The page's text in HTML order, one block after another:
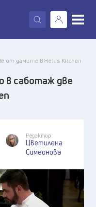
X
от дамите в Hell’s Kitchen
в саботаж две
Редактор:
Цветилена
Симеонова